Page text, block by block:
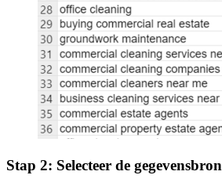
Stap 2: Selecteer de gegevensbron